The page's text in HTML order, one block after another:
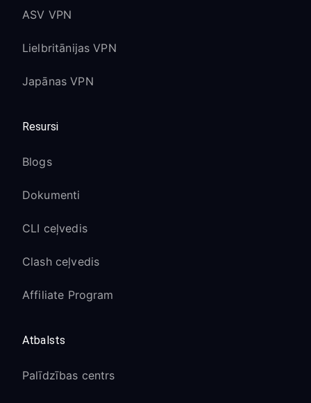
ASV VPN
Lielbritānijas VPN
Japānas VPN
Resursi
Blogs
Dokumenti
CLI ceļvedis
Clash ceļvedis
Affiliate Program
Atbalsts
Palīdzības centrs